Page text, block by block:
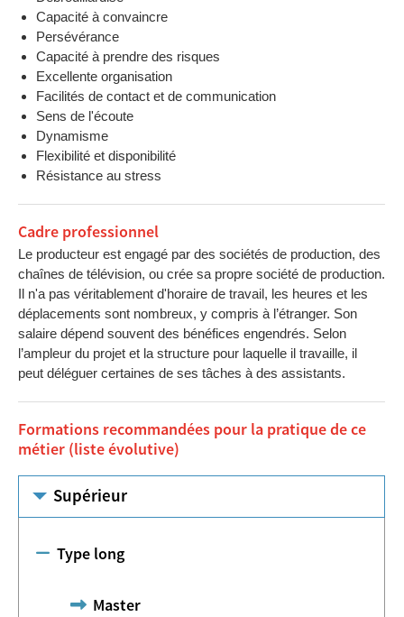
Capacité à convaincre
Persévérance
Capacité à prendre des risques
Excellente organisation
Facilités de contact et de communication
Sens de l'écoute
Dynamisme
Flexibilité et disponibilité
Résistance au stress
Cadre professionnel
Le producteur est engagé par des sociétés de production, des
chaînes de télévision, ou crée sa propre société de production.
Il n'a pas véritablement d'horaire de travail, les heures et les
déplacements sont nombreux, y compris à l’étranger. Son
salaire dépend souvent des bénéfices engendrés. Selon
l’ampleur du projet et la structure pour laquelle il travaille, il
peut déléguer certaines de ses tâches à des assistants.
Formations recommandées pour la pratique de ce
métier (liste évolutive)
Supérieur
Type long
Master